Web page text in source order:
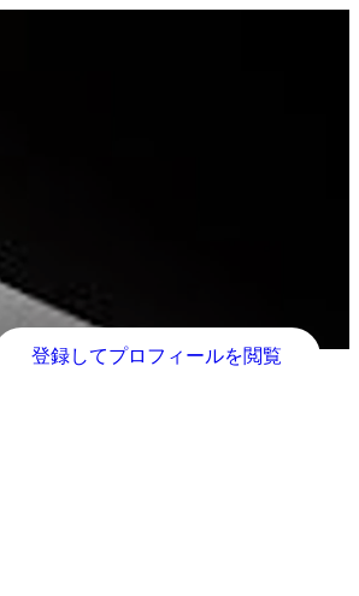
登録してプロフィールを閲覧